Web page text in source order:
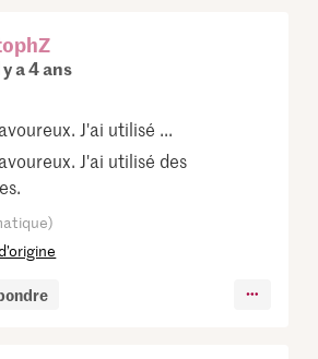
a 4 ans
J'ai utilisé ...
J'ai utilisé des